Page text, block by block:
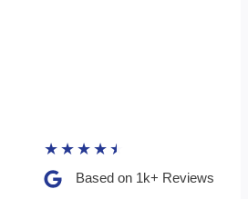
★ ★ ★ ★ ★
Based on 1k+ Reviews​